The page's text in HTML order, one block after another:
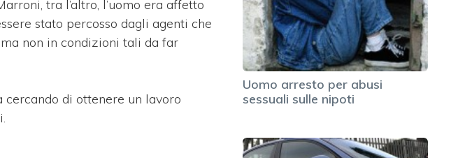
tra l’altro, l’uomo era affetto
stato percosso dagli agenti che
non in condizioni tali da far
cercando di ottenere un lavoro
Uomo arresto per abusi
sessuali sulle nipoti